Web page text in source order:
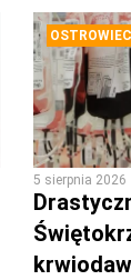
OSTROWIEC
5 sierpnia 2026